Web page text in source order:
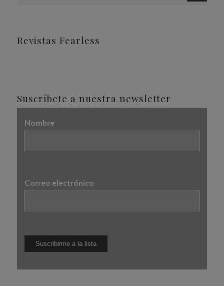
Revistas Fearless
Suscríbete a nuestra newsletter
Nombre
Correo electrónico